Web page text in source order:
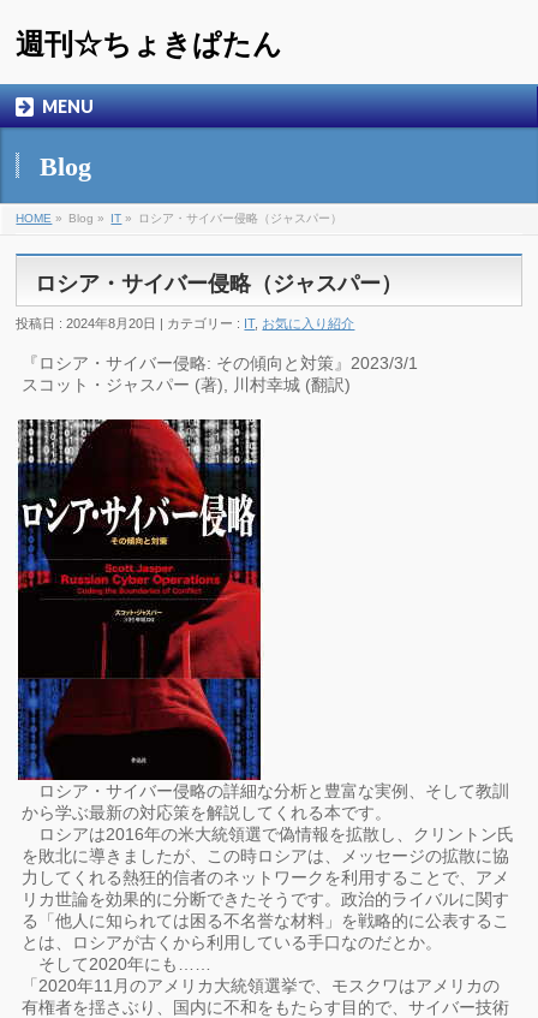
週刊☆ちょきぱたん
MENU
Blog
HOME » Blog » IT » ロシア・サイバー侵略（ジャスパー）
ロシア・サイバー侵略（ジャスパー）
投稿日 : 2024年8月20日 | カテゴリー : IT, お気に入り紹介
『ロシア・サイバー侵略: その傾向と対策』2023/3/1
スコット・ジャスパー (著), 川村幸城 (翻訳)
ロシア・サイバー侵略の詳細な分析と豊富な実例、そして教訓
から学ぶ最新の対応策を解説してくれる本です。
ロシアは2016年の米大統領選で偽情報を拡散し、クリントン氏
を敗北に導きましたが、この時ロシアは、メッセージの拡散に協
力してくれる熱狂的信者のネットワークを利用することで、アメ
リカ世論を効果的に分断できたそうです。政治的ライバルに関す
る「他人に知られては困る不名誉な材料」を戦略的に公表するこ
とは、ロシアが古くから利用している手口なのだとか。
そして2020年にも……
「2020年11月のアメリカ大統領選挙で、モスクワはアメリカの
有権者を揺さぶり、国内に不和をもたらす目的で、サイバー技術